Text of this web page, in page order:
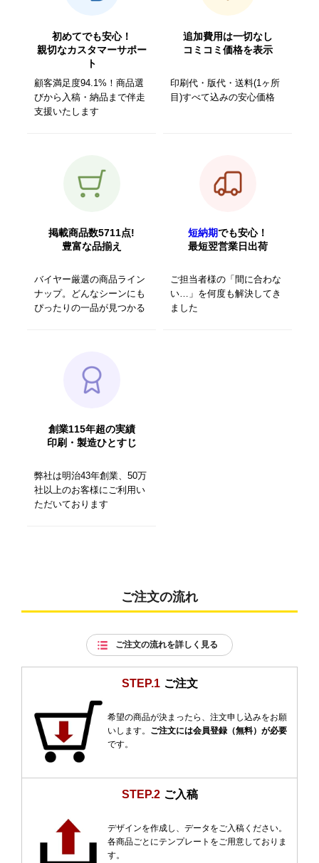
初めてでも安心！
親切なカスタマーサポー
ト
顧客満足度94.1%！商品選
びから入稿・納品まで伴走
支援いたします
追加費用は一切なし
コミコミ価格を表示
印刷代・版代・送料(1ヶ所
目)すべて込みの安心価格
掲載商品数5711点!
豊富な品揃え
バイヤー厳選の商品ライン
ナップ。どんなシーンにも
ぴったりの一品が見つかる
短納期でも安心！
最短翌営業日出荷
ご担当者様の「間に合わな
い…」を何度も解決してき
ました
創業115年超の実績
印刷・製造ひとすじ
弊社は明治43年創業、50万
社以上のお客様にご利用い
ただいております
ご注文の流れ
ご注文の流れを詳しく見る
STEP.1 ご注文
希望の商品が決まったら、注文申し込みをお願
いします。 ご注文には会員登録（無料）が必要
です。
STEP.2 ご入稿
デザインを作成し、データをご入稿ください。
各商品ごとにテンプレートをご用意しておりま
す。